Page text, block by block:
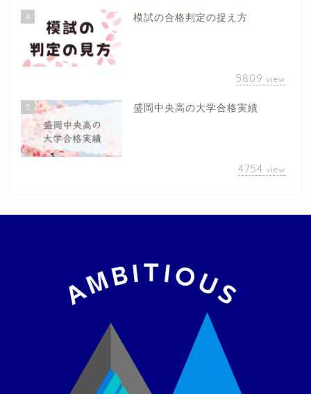
4 模試の合格判定の捉え方
5809 view
5 盛岡中央高の大学合格実績
4754 view